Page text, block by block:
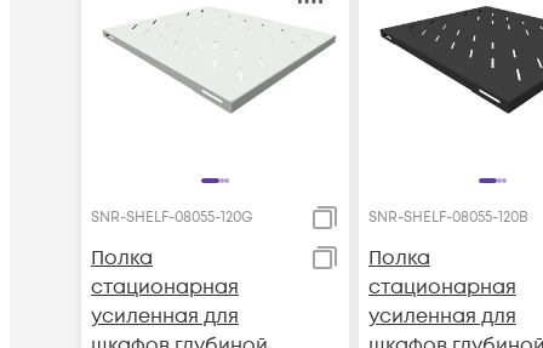
SNR-SHELF-08055-120G
Полка
стационарная
усиленная для
SNR-SHELF-08055-120B
Полка
стационарная
усиленная для